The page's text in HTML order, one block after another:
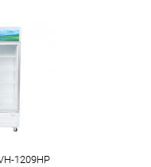
1209HP